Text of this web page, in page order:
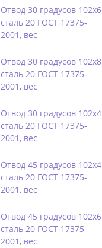
Отвод 30 градусов 102х6
сталь 20 ГОСТ 17375-
2001, вес
Отвод 30 градусов 102х8
сталь 20 ГОСТ 17375-
2001, вес
Отвод 30 градусов 102х4
сталь 20 ГОСТ 17375-
2001, вес
Отвод 45 градусов 102х4
сталь 20 ГОСТ 17375-
2001, вес
Отвод 45 градусов 102х6
сталь 20 ГОСТ 17375-
2001, вес